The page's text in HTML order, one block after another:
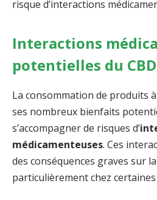
risque d’interactions
Interactions
potentielles du CBD
La consommation de produits
ses nombreux bienfaits
s’accompagner de risques d’
médicamenteuses. Ces
des conséquences graves sur
particulièrement chez